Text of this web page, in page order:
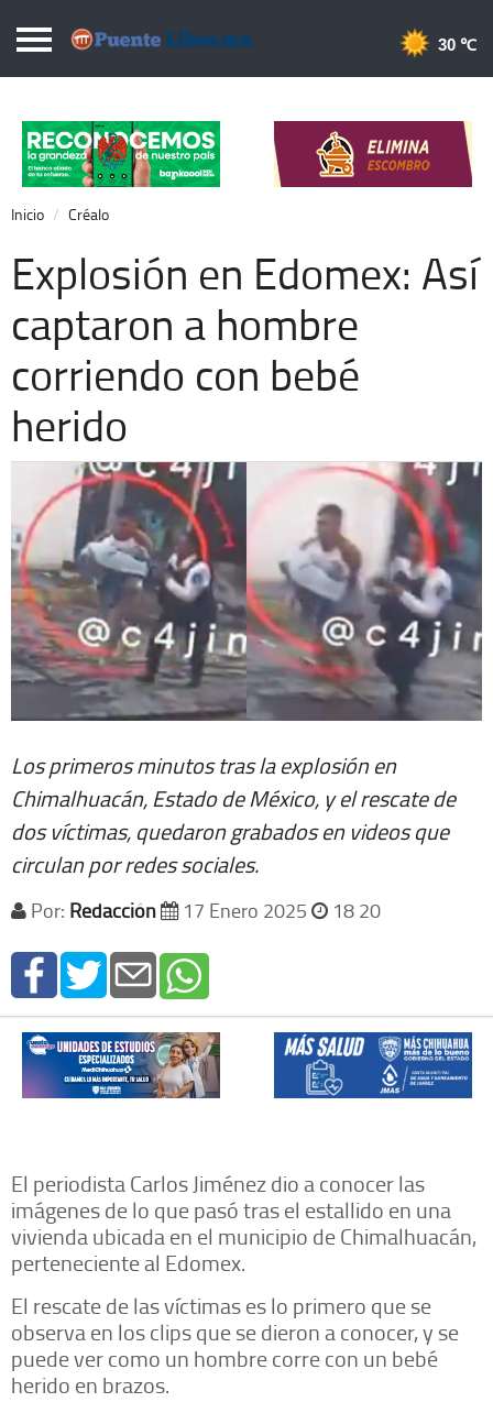
Puentelibre.mx
Local
Nacional
Opinión
Cronos
Economía
Espectáculos
Extra +
30 ℃
Inicio Créalo
Explosión en Edomex: Así
captaron a hombre
corriendo con bebé
herido
Los primeros minutos tras la explosión en
Chimalhuacán, Estado de México, y el rescate de
dos víctimas, quedaron grabados en videos que
circulan por redes sociales.
Por: Redacción 17 Enero 2025 18 20
El periodista Carlos Jiménez dio a conocer las
imágenes de lo que pasó tras el estallido en una
vivienda ubicada en el municipio de Chimalhuacán,
perteneciente al Edomex.
El rescate de las víctimas es lo primero que se
observa en los clips que se dieron a conocer, y se
puede ver como un hombre corre con un bebé
herido en brazos.